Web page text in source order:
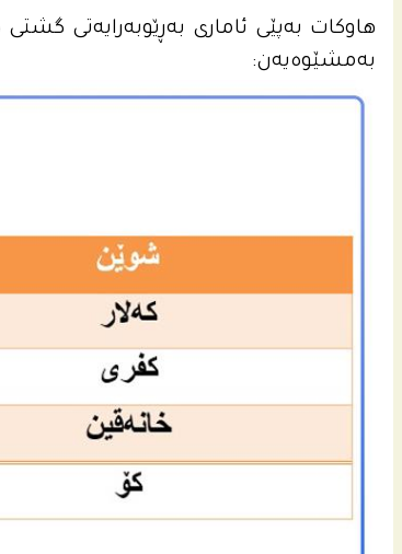
هاوكات به‌پێی ئاماری به‌ڕێوبه‌رایه‌تى
به‌مشێوه‌یه‌ن: